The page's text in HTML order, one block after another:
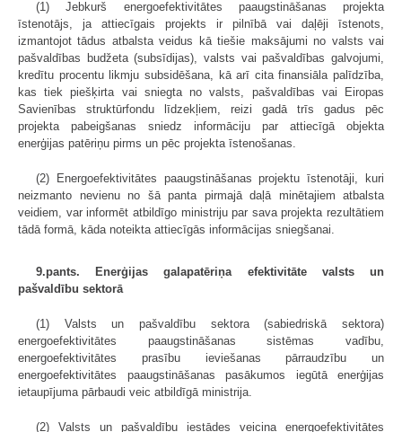
(1) Jebkurš energoefektivitātes paaugstināšanas projekta
īstenotājs, ja attiecīgais projekts ir pilnībā vai daļēji īstenots,
izmantojot tādus atbalsta veidus kā tiešie maksājumi no valsts vai
pašvaldības budžeta (subsīdijas), valsts vai pašvaldības galvojumi,
kredītu procentu likmju subsidēšana, kā arī cita finansiāla palīdzība,
kas tiek piešķirta vai sniegta no valsts, pašvaldības vai Eiropas
Savienības struktūrfondu līdzekļiem, reizi gadā trīs gadus pēc
projekta pabeigšanas sniedz informāciju par attiecīgā objekta
enerģijas patēriņu pirms un pēc projekta īstenošanas.
(2) Energoefektivitātes paaugstināšanas projektu īstenotāji, kuri
neizmanto nevienu no šā panta pirmajā daļā minētajiem atbalsta
veidiem, var informēt atbildīgo ministriju par sava projekta rezultātiem
tādā formā, kāda noteikta attiecīgās informācijas sniegšanai.
9.pants. Enerģijas galapatēriņa efektivitāte valsts un
pašvaldību sektorā
(1) Valsts un pašvaldību sektora (sabiedriskā sektora)
energoefektivitātes paaugstināšanas sistēmas vadību,
energoefektivitātes prasību ieviešanas pārraudzību un
energoefektivitātes paaugstināšanas pasākumos iegūtā enerģijas
ietaupījuma pārbaudi veic atbildīgā ministrija.
(2) Valsts un pašvaldību iestādes veicina energoefektivitātes